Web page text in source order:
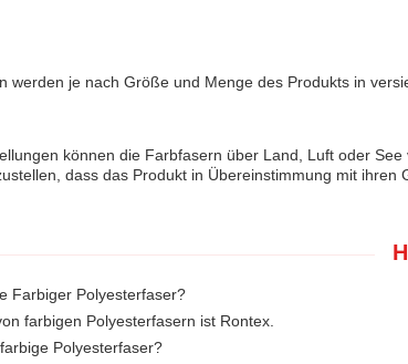
werden je nach Größe und Menge des Produkts in
können die Farbfasern über Land, Luft oder
dass das Produkt in Übereinstimmung mit ihren
Farbiger Polyesterfaser?
farbigen Polyesterfasern ist Rontex.
Polyesterfaser?